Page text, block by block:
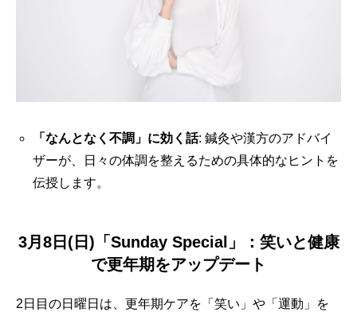
「なんとなく不調」に効く話: 鍼灸や漢方のアドバイ
ザーが、日々の体調を整えるための具体的なヒントを
伝授します。
3月8日(日)「Sunday Special」：笑いと健康
で更年期をアップデート
2日目の日曜日は、更年期ケアを「笑い」や「運動」を